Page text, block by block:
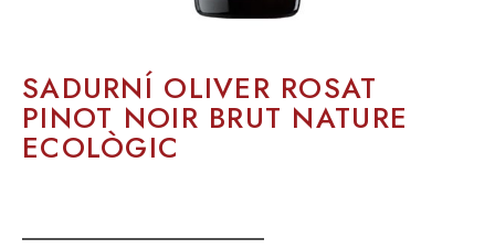
SADURNÍ OLIVER ROSAT
PINOT NOIR BRUT NATURE
ECOLÒGIC